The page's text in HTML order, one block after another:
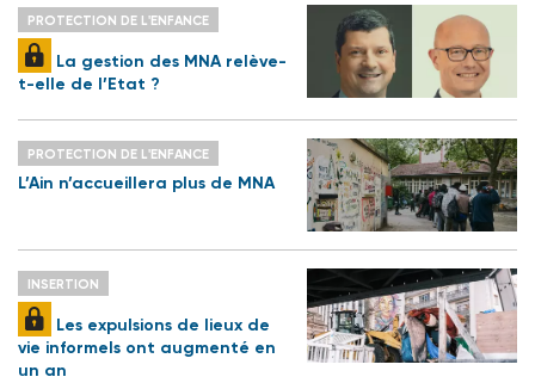
PROTECTION DE L'ENFANCE
La gestion des MNA relève-
t-elle de l’Etat ?
PROTECTION DE L'ENFANCE
L’Ain n’accueillera plus de MNA
INSERTION
Les expulsions de lieux de
vie informels ont augmenté en
un an